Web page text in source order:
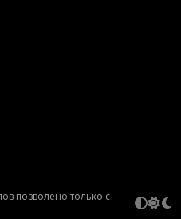
позволено только с